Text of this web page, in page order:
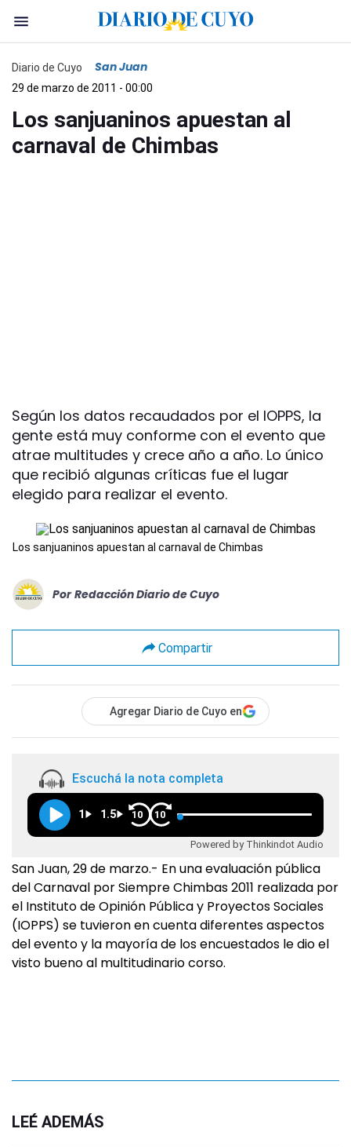
Diario de Cuyo San Juan
29 de marzo de 2011 - 00:00
Los sanjuaninos apuestan al
carnaval de Chimbas
Según los datos recaudados por el IOPPS, la
gente está muy conforme con el evento que
atrae multitudes y crece año a año. Lo único
que recibió algunas críticas fue el lugar
elegido para realizar el evento.
Los sanjuaninos apuestan al carnaval de Chimbas
Por Redacción Diario de Cuyo
Compartir
Agregar Diario de Cuyo en
Escuchá la nota completa
1 1.5 10 10
Powered by Thinkindot Audio
San Juan, 29 de marzo.- En una evaluación pública
del Carnaval por Siempre Chimbas 2011 realizada por
el Instituto de Opinión Pública y Proyectos Sociales
(IOPPS) se tuvieron en cuenta diferentes aspectos
del evento y la mayoría de los encuestados le dio el
visto bueno al multitudinario corso.
LEÉ ADEMÁS